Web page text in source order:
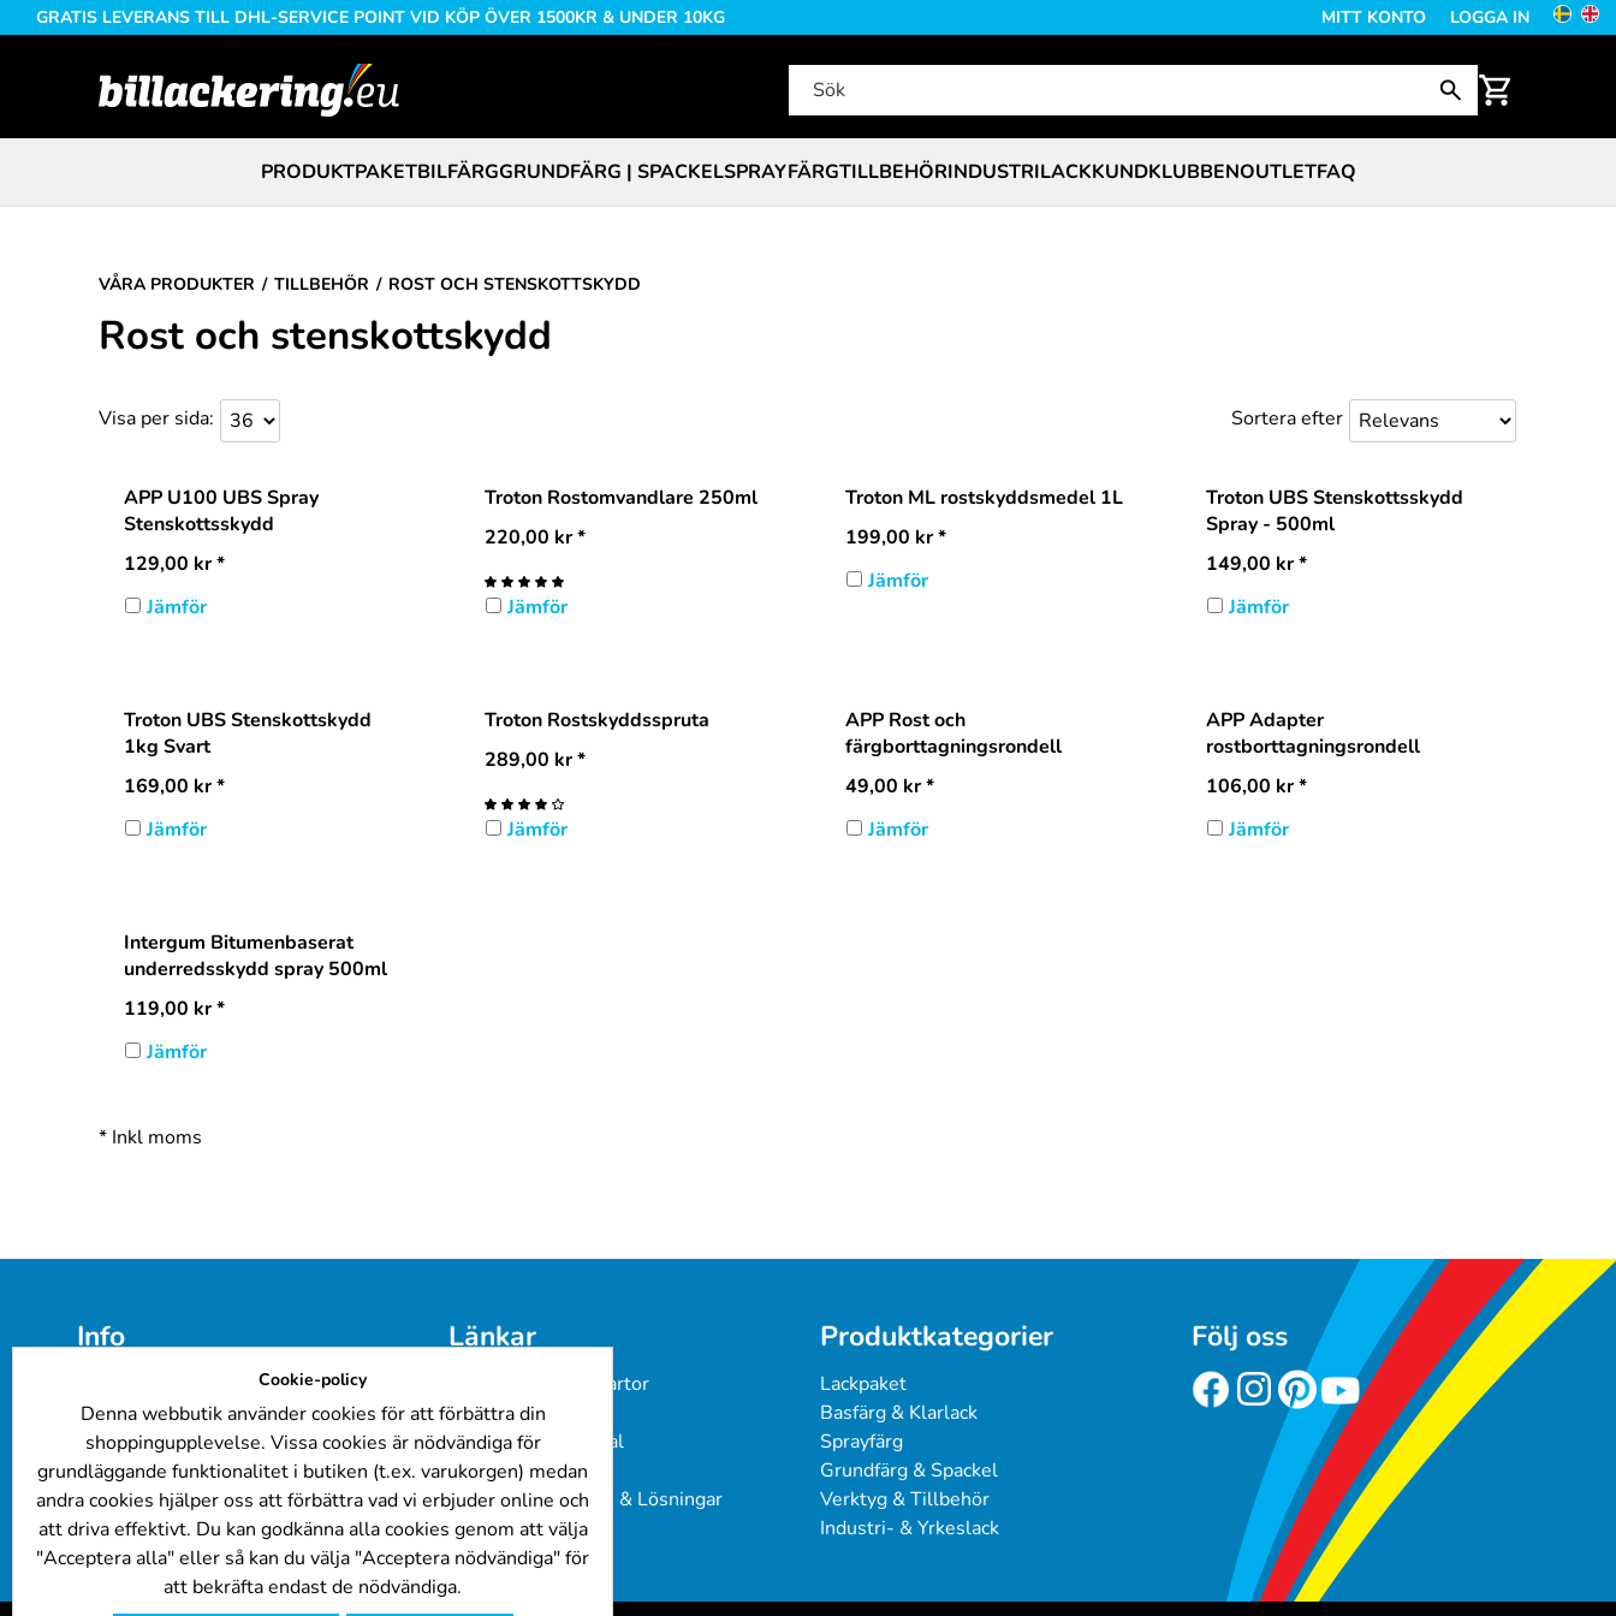
GRATIS LEVERANS TILL DHL-SERVICE POINT VID KÖP ÖVER 1500KR & UNDER 10KG MITT KONTO LOGGA IN
PRODUKTPAKETBILFÄRGGRUNDFÄRG | SPACKELSPRAYFÄRGTILLBEHÖRINDUSTRILACKKUNDKLUBBENOUTLETFAQ
VÅRA PRODUKTER TILLBEHÖR ROST OCH STENSKOTTSKYDD
Rost och stenskottskydd
Visa per sida Sortera efter
APP U100 UBS Spray
Stenskottsskydd
129,00 kr*
Jämför
Troton Rostomvandlare 250ml
220,00 kr*
Jämför
Troton ML rostskyddsmedel 1L
199,00 kr*
Jämför
Troton UBS Stenskottsskydd
Spray - 500ml
149,00 kr*
Jämför
Troton UBS Stenskottskydd
1kg Svart
169,00 kr*
Jämför
Troton Rostskyddsspruta
289,00 kr*
Jämför
APP Rost och
färgborttagningsrondell
49,00 kr*
Jämför
APP Adapter
rostborttagningsrondell
106,00 kr*
Jämför
Intergum Bitumenbaserat
underredsskydd spray 500ml
119,00 kr*
Jämför
* Inkl moms
Info
info@billackering.eu
Om oss
Integritetspolicy
Leverans- och betalningsvillkor
Cookie Policy
Kundrecensioner
Länkar
Färgkoder & Färgkartor
Företagskunder
Billackeringsmanual
FAQ
Lackeringsproblem & Lösningar
Produktkategorier
Lackpaket
Basfärg & Klarlack
Sprayfärg
Grundfärg & Spackel
Verktyg & Tillbehör
Industri- & Yrkeslack
Följ oss
Cookie-policy
Denna webbutik använder cookies för att förbättra din
shoppingupplevelse. Vissa cookies är nödvändiga för
grundläggande funktionalitet i butiken (t.ex. varukorgen) medan
andra cookies hjälper oss att förbättra vad vi erbjuder online och
att driva effektivt. Du kan godkänna alla cookies genom att välja
"Acceptera alla" eller så kan du välja "Acceptera nödvändiga" för
att bekräfta endast de nödvändiga.